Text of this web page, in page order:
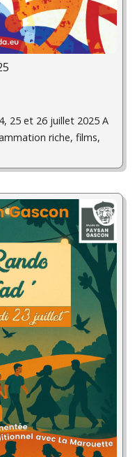
25 et 26 juillet 2025 A
riche, films,